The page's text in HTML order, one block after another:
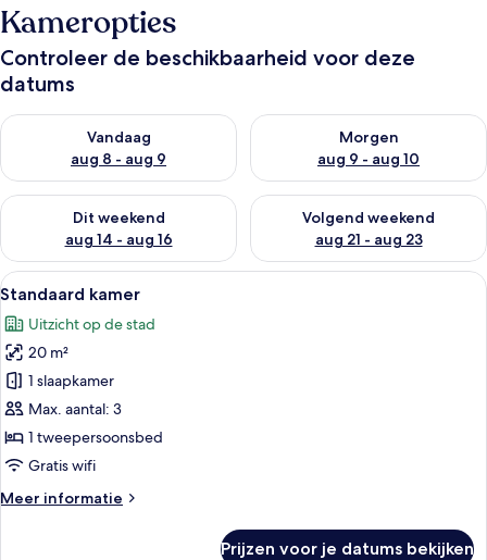
Kameropties
Controleer de beschikbaarheid voor deze
datums
Vandaag
aug 8 - aug 9
De beschikbaarheid controleren voor vanavond aug 8 - aug 9
Morgen
aug 9 - aug 10
De beschikbaarheid
Dit weekend
aug 14 - aug 16
De beschikbaarheid controleren voor dit weekend aug 14 -
Volgend weekend
aug 21 - aug 23
De beschikbaarheid
Alle
foto's
voor
Standaard
kamer
laden
Een hotelkamer met een bed, een
5
Standaard kamer
Uitzicht op de stad
20 m²
1 slaapkamer
Max. aantal: 3
1 tweepersoonsbed
Gratis wifi
Meer informatie
Meer
Prijzen voor je datums bekijken